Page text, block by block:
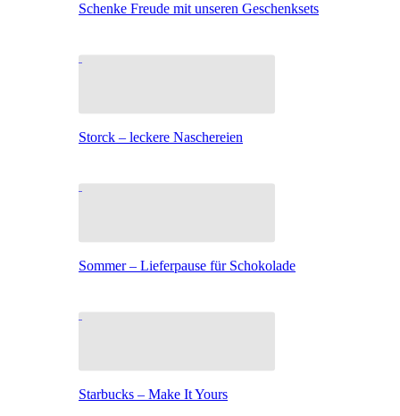
Schenke Freude mit unseren Geschenksets
Storck – leckere Naschereien
Sommer – Lieferpause für Schokolade
Starbucks – Make It Yours